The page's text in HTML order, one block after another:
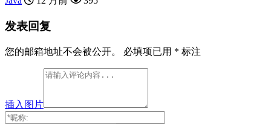
发表回复
您的邮箱地址不会被公开。 必填项已用 * 标注
插入图片